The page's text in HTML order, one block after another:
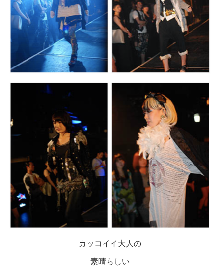
カッコイイ大人の
素晴らしい